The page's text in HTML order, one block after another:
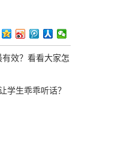
效？看看大家怎
学生乖乖听话？